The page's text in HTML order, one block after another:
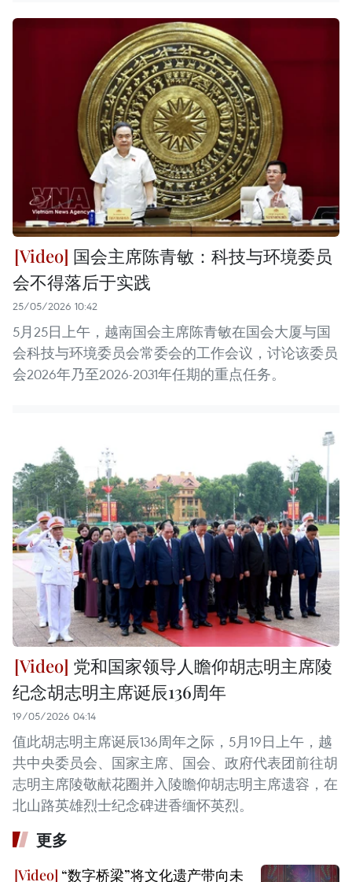
国会主席陈青敏：科技与环境委员
会不得落后于实践
25/05/2026 10:42
5月25日上午，越南国会主席陈青敏在国会大厦与国
会科技与环境委员会常委会的工作会议，讨论该委员
会2026年乃至2026-2031年任期的重点任务。
党和国家领导人瞻仰胡志明主席陵
纪念胡志明主席诞辰136周年
19/05/2026 04:14
值此胡志明主席诞辰136周年之际，5月19日上午，越
共中央委员会、国家主席、国会、政府代表团前往胡
志明主席陵敬献花圈并入陵瞻仰胡志明主席遗容，在
北山路英雄烈士纪念碑进香缅怀英烈。
更多
“数字桥梁”将文化遗产带向未